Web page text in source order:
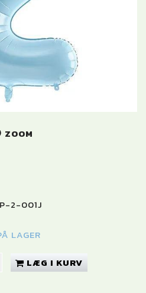
ZOOM
2-001J
LAGER
LÆG I KURV